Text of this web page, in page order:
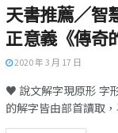
天書推薦／智
正意義《傳奇
2020 年 3 月 17 日
♥ 說文解字現原形 字
的解字皆由部首讀取，